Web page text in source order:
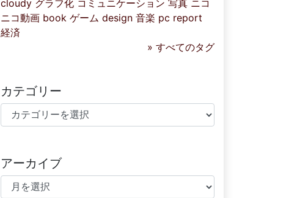
cloudy グラフ化 コミュニケーション 写真 ニコ
ニコ動画 book ゲーム design 音楽 pc report
経済
» すべてのタグ
カテゴリー
カテゴリー
アーカイブ
アーカイブ